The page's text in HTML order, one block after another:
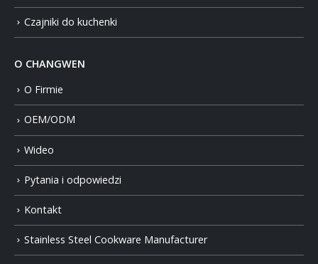
Czajniki do kuchenki
O CHANGWEN
O Firmie
OEM/ODM
Wideo
Pytania i odpowiedzi
Kontakt
Stainless Steel Cookware Manufacturer